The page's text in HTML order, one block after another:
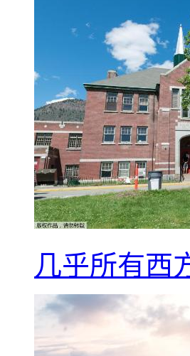
几乎所有西